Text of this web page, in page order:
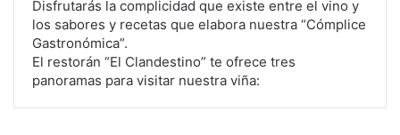
Disfrutarás la complicidad que existe entre el vino y
los sabores y recetas que elabora nuestra “Cómplice
Gastronómica”.
El restorán “El Clandestino” te ofrece tres
panoramas para visitar nuestra viña: